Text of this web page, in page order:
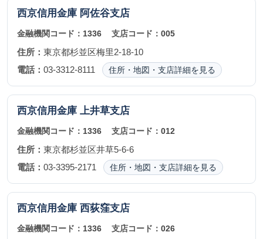
西京信用金庫 阿佐谷支店
金融機関コード： 1336 支店コード：005
住所： 東京都杉並区梅里2-18-10
電話： 03-3312-8111 住所・地図・支店詳細を見る
西京信用金庫 上井草支店
金融機関コード： 1336 支店コード：012
住所： 東京都杉並区井草5-6-6
電話： 03-3395-2171 住所・地図・支店詳細を見る
西京信用金庫 西荻窪支店
金融機関コード： 1336 支店コード：026